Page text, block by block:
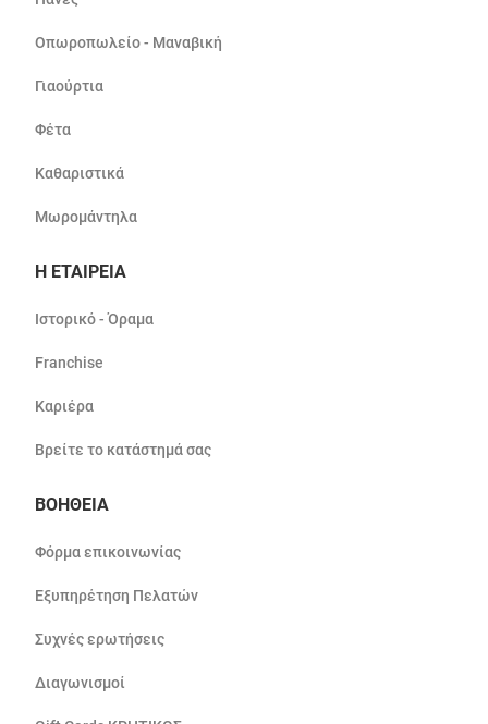
Οπωροπωλείο - Μαναβική
Γιαούρτια
Φέτα
Καθαριστικά
Μωρομάντηλα
Η ΕΤΑΙΡΕΙΑ
Ιστορικό - Όραμα
Franchise
Καριέρα
Βρείτε το κατάστημά σας
ΒΟΗΘΕΙΑ
Φόρμα επικοινωνίας
Εξυπηρέτηση Πελατών
Συχνές ερωτήσεις
Διαγωνισμοί